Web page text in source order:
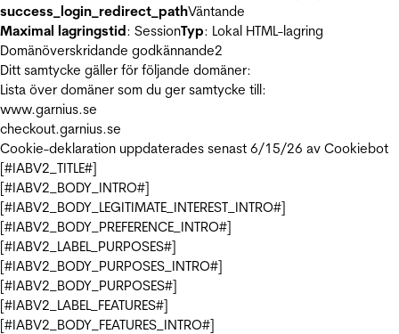
success_login_redirect_pathVäntande
Maximal lagringstid: SessionTyp: Lokal HTML-lagring
Domänöverskridande godkännande2
Ditt samtycke gäller för följande domäner:
Lista över domäner som du ger samtycke till:
www.garnius.se
checkout.garnius.se
Cookie-deklaration uppdaterades senast 6/15/26 av Cookiebot
[#IABV2_TITLE#]
[#IABV2_BODY_INTRO#]
[#IABV2_BODY_LEGITIMATE_INTEREST_INTRO#]
[#IABV2_BODY_PREFERENCE_INTRO#]
[#IABV2_LABEL_PURPOSES#]
[#IABV2_BODY_PURPOSES_INTRO#]
[#IABV2_BODY_PURPOSES#]
[#IABV2_LABEL_FEATURES#]
[#IABV2_BODY_FEATURES_INTRO#]